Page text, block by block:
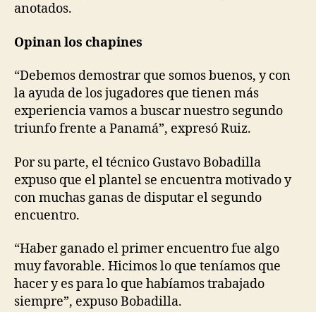
anotados.
Opinan los chapines
“Debemos demostrar que somos buenos, y con
la ayuda de los jugadores que tienen más
experiencia vamos a buscar nuestro segundo
triunfo frente a Panamá”, expresó Ruiz.
Por su parte, el técnico Gustavo Bobadilla
expuso que el plantel se encuentra motivado y
con muchas ganas de disputar el segundo
encuentro.
“Haber ganado el primer encuentro fue algo
muy favorable. Hicimos lo que teníamos que
hacer y es para lo que habíamos trabajado
siempre”, expuso Bobadilla.